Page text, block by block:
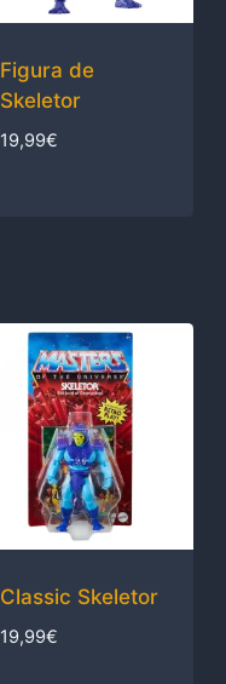
Figura de
Skeletor
19,99€
Classic Skeletor
19,99€